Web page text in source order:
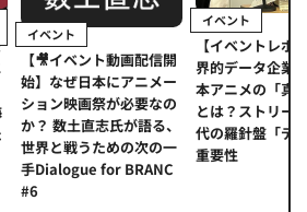
イベント
【🎥イベント動画配信開
始】なぜ日本にアニメー
ション映画祭が必要なの
か？ 数土直志氏が語る、
世界と戦うための次の一
手Dialogue for BRANC
#6
イベント
【イベントレポ
界的データ企業
本アニメの「真
とは？ストリー
代の羅針盤「デ
重要性